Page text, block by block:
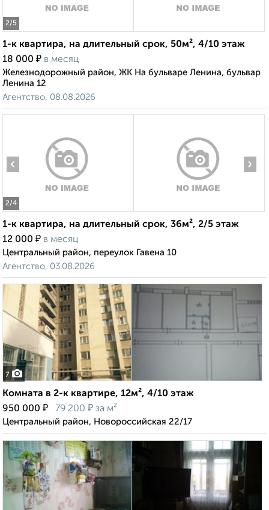
2/5
1-к квартира, на длительный срок, 50м², 4/10 этаж
18 000 ₽ в месяц
Железнодорожный район, ЖК На бульваре Ленина, бульвар
Ленина 12
Агентство, 08.08.2026
2/4
‹ ›
1-к квартира, на длительный срок, 36м², 2/5 этаж
12 000 ₽ в месяц
Центральный район, переулок Гавена 10
Агентство, 03.08.2026
7
Комната в 2-к квартире, 12м², 4/10 этаж
950 000 ₽ 79 200 ₽ за м²
Центральный район, Новороссийская 22/17